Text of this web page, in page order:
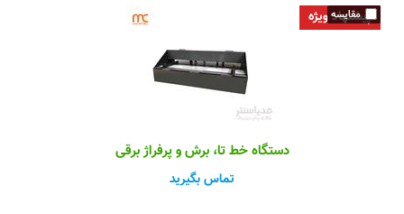
پیشنهاد ویژه
دستگاه خط تا، برش و پرفراژ برقی
تماس بگیرید